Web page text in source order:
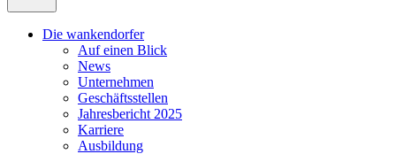
Die wankendorfer
Auf einen Blick
News
Unternehmen
Geschäftsstellen
Jahresbericht 2025
Karriere
Ausbildung